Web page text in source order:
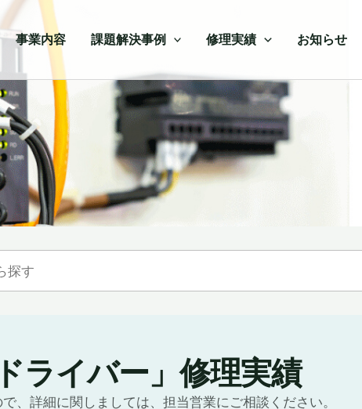
事業内容 課題解決事例 修理実績 お知らせ
ライバー」修理実績
、詳細に関しましては、担当営業にご相談ください。